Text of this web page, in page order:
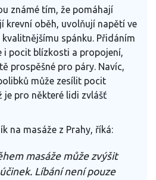
známé tím, že pomáhají
krevní oběh, uvolňují napětí ve
spánku. Přidáním
i pocit blízkosti a propojení,
prospěšné pro páry. Navíc,
může zesílit pocit
je pro některé lidi zvlášť
na masáže z Prahy, říká:
masáže může zvýšit
Líbání není pouze